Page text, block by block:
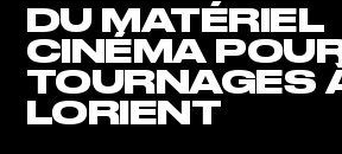
DU MATÉRIEL
CINÉMA
TOURNAGES
LORIENT